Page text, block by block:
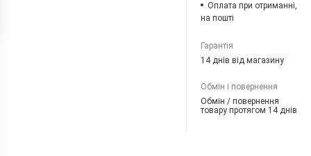
Оплата при отриманні,
на пошті
Гарантія
14 днів від магазину
Обмін і повернення
Обмін / повернення
товару протягом 14 днів